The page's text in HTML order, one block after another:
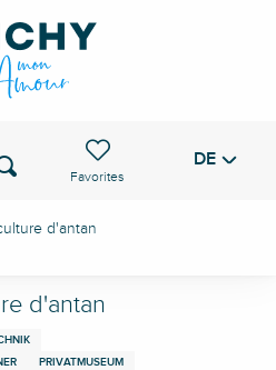
Voir les favoris
Suche DE
d'antan
d'antan
PRIVATMUSEUM